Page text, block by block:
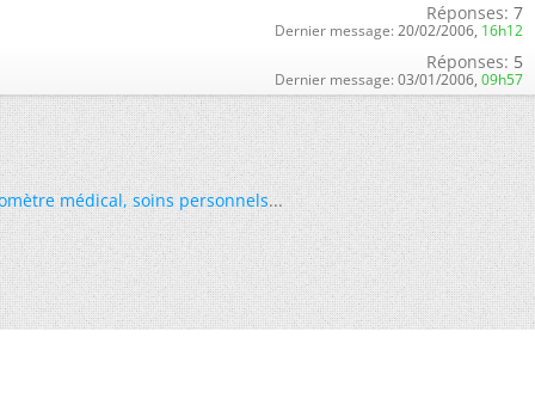
Réponses: 7
Dernier message: 20/02/2006, 16h12
Réponses: 5
Dernier message: 03/01/2006, 09h57
médical,soins personnels...